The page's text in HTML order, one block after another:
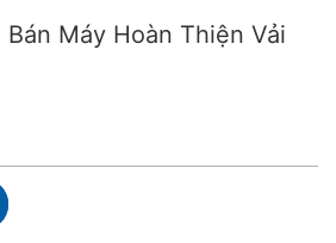
Máy Hoàn Thiện Vải